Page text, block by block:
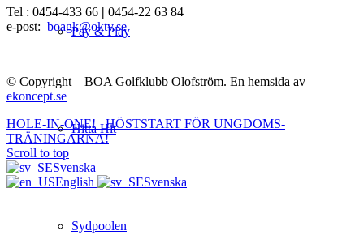
Pay & Play
Hitta Hit
Sydpoolen
Tel : 0454-433 66 | 0454-22 63 84
e-post: boagk@oktv.se
© Copyright – BOA Golfklubb Olofström. En hemsida av
ekoncept.se
HOLE-IN-ONE!
HÖSTSTART FÖR UNGDOMS-
TRÄNINGARNA!
Scroll to top
Svenska
English
Svenska